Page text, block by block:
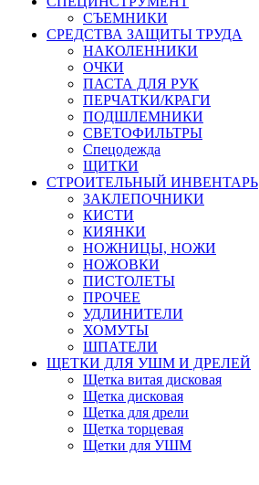
СЪЕМНИКИ
СРЕДСТВА ЗАЩИТЫ ТРУДА
НАКОЛЕННИКИ
ОЧКИ
ПАСТА ДЛЯ РУК
ПЕРЧАТКИ/КРАГИ
ПОДШЛЕМНИКИ
СВЕТОФИЛЬТРЫ
Спецодежда
ЩИТКИ
СТРОИТЕЛЬНЫЙ ИНВЕНТАРЬ
ЗАКЛЕПОЧНИКИ
КИСТИ
КИЯНКИ
НОЖНИЦЫ, НОЖИ
НОЖОВКИ
ПИСТОЛЕТЫ
ПРОЧЕЕ
УДЛИНИТЕЛИ
ХОМУТЫ
ШПАТЕЛИ
ЩЕТКИ ДЛЯ УШМ И ДРЕЛЕЙ
Щетка витая дисковая
Щетка дисковая
Щетка для дрели
Щетка торцевая
Щетки для УШМ